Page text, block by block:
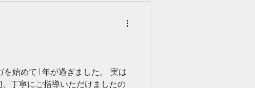
始めて1年が過ぎました。 実は
丁寧にご指導いただけましたの